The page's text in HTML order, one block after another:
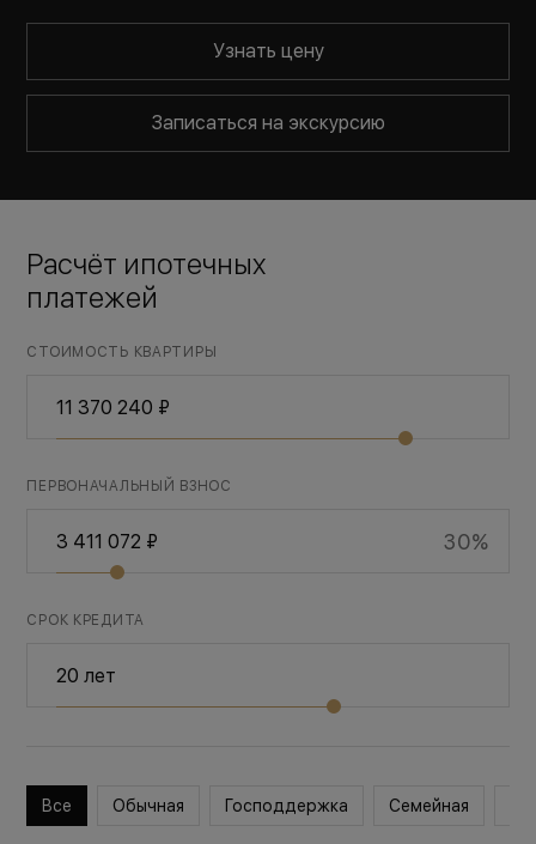
Узнать цену
Записаться на экскурсию
Расчёт ипотечных
платежей
СТОИМОСТЬ КВАРТИРЫ
ПЕРВОНАЧАЛЬНЫЙ ВЗНОС
30%
СРОК КРЕДИТА
Все Обычная Господдержка Семейная